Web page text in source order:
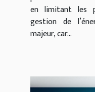
en limitant les
gestion de
majeur, car...